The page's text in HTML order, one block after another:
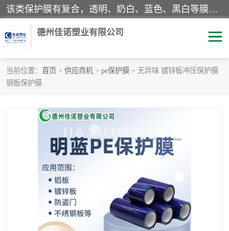
该类保护膜有复合，透明、奶白、蓝色、黑白等膜型。特高粘，高粘，中高粘，中粘，中低粘，低粘等。对于不同的粘力要求有相应的产品相适配。无胶渍残留污染。在较宽的收卷幅度下平整无皱纹，收卷长度大，利于机械化及自动化施工粘贴。为您的产品提供的表面保护解决方案。 产品广泛适用于：铝材、不锈钢、金属、塑料、电子、家电、家具、玻璃、化工材料、装饰材料等。
德州佳诺塑业有限公司
当前位置： 首页 > 供应商机 > pe保护膜 > 无异味 镀锌板冲压保护膜
钢板保护膜
pe保护膜
地毯保护膜
拉伸缠绕膜 透明保护膜
黑白保护膜
明蓝保护膜 纯黑保护膜
印字保护膜 彩钢板保护膜